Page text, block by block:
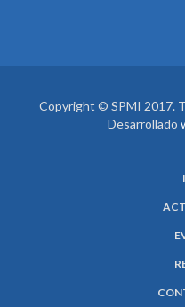
Copyright © SPMI 2017.
Desarrollado